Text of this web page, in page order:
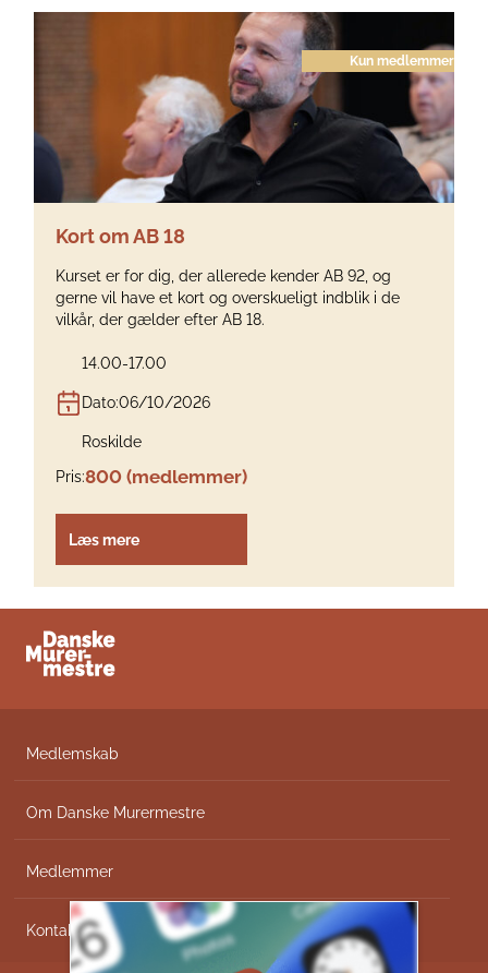
Kort om AB 18
Kurset er for dig, der allerede kender AB 92, og
gerne vil have et kort og overskueligt indblik i de
vilkår, der gælder efter AB 18.
Kun medlemmer
14.00-17.00
Dato:06/10/2026
Roskilde
Pris:800 (medlemmer)
Læs mere
Medlemskab
Om Danske Murermestre
Medlemmer
Kontakt